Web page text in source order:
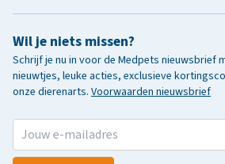
Wil je niets missen?
Schrijf je nu in voor de Medpets nieuwsbrief
nieuwtjes, leuke acties, exclusieve
onze dierenarts. Voorwaarden nieuwsbrief